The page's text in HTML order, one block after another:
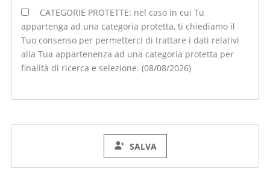
Perché vengono trattati i tuoi dati?
- Registrazione all'Area Riservata C2C
- Ricerca e Selezione di candidati per l'inserimento lavorativo
- Appartenenza ad una categoria protetta
Cosa legittima il trattamento?
-Registrazione all'Area Riservata C2C: Esecuzione di un
Esecuzione di misure precontrattuali
Cosa succede se non fornisci i dati o non presti il consenso?
- Registrazione all'Area Riservata C2C e Ricerca e Selezione di
candidati per l'inserimento lavorativo: Se rifiuti di fornire i dati
evidenziati con l'asterisco non puoi registrarti all'Area
CATEGORIE PROTETTE: nel caso in cui Tu
appartenga ad una categoria protetta, ti chiediamo il
Tuo consenso per permetterci di trattare i dati relativi
alla Tua appartenenza ad una categoria protetta per
finalità di ricerca e selezione. (08/08/2026)
SALVA